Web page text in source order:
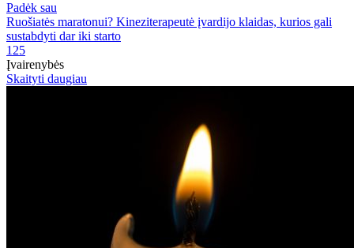
Padėk sau
Ruošiatės maratonui? Kineziterapeutė įvardijo klaidas, kurios gali
sustabdyti dar iki starto
125
Įvairenybės
Skaityti daugiau